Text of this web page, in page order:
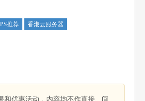
推荐 香港云服务器
和优惠活动，内容均不作直接、间